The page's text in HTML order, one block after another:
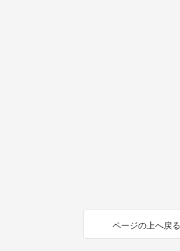
ページの上へ戻る